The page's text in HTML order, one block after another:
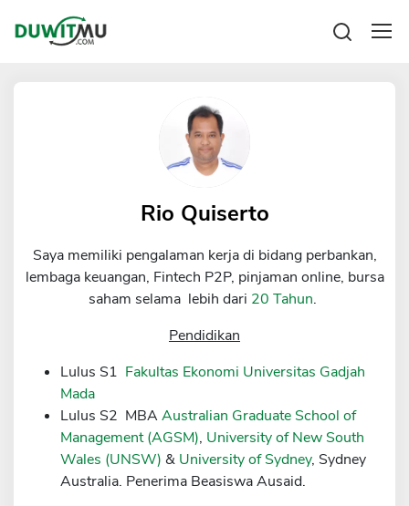
Mengelola keuangan
Pinjaman Online
Hutang
KTA
Broker Forex
Sekuritas Saham
Bank Digital
Crypto
Rio Quiserto
Saya memiliki pengalaman kerja di bidang perbankan,
lembaga keuangan, Fintech P2P, pinjaman online, bursa
saham selama lebih dari 20 Tahun.
Pendidikan
Lulus S1 Fakultas Ekonomi Universitas Gadjah
Mada
Lulus S2 MBAAustralian Graduate School of
Management (AGSM), University of New South
Wales (UNSW) & University of Sydney, Sydney
Australia. Penerima Beasiswa Ausaid.